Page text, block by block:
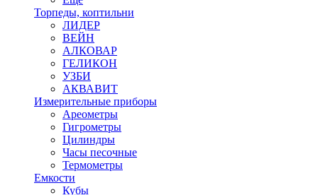
Торпеды, коптильни
ЛИДЕР
ВЕЙН
АЛКОВАР
ГЕЛИКОН
УЗБИ
АКВАВИТ
Измерительные приборы
Ареометры
Гигрометры
Цилиндры
Часы песочные
Термометры
Емкости
Кубы